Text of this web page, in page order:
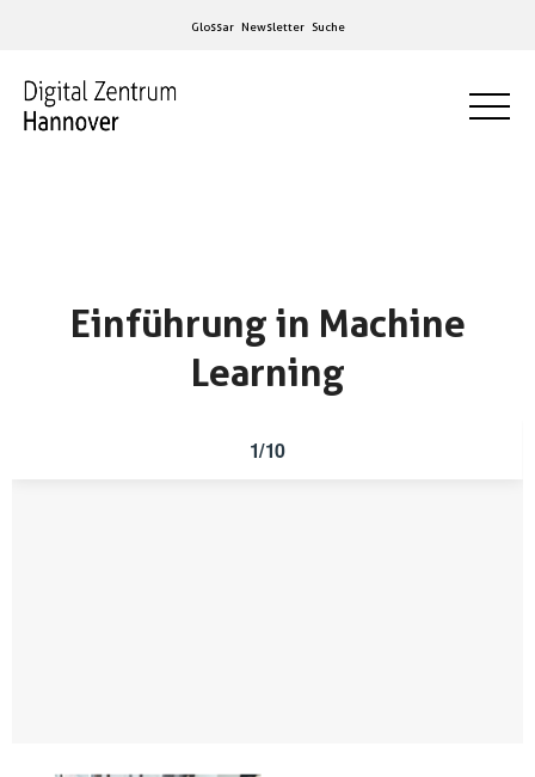
Glossar Newsletter Suche
Einführung in Machine
Learning